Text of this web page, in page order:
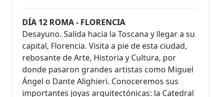
DÍA 12 ROMA - FLORENCIA
Desayuno. Salida hacia la Toscana y llegar a su
capital, Florencia. Visita a pie de esta ciudad,
rebosante de Arte, Historia y Cultura, por
donde pasaron grandes artistas como Miguel
Ángel o Dante Alighieri. Conoceremos sus
importantes joyas arquitectónicas: la Catedral